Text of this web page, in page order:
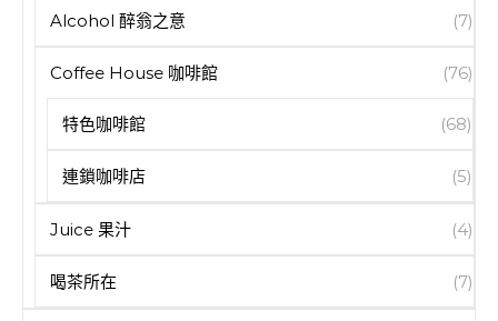
Alcohol 醉翁之意 (7)
Coffee House 咖啡館 (76)
特色咖啡館 (68)
連鎖咖啡店 (5)
Juice 果汁 (4)
喝茶所在 (7)